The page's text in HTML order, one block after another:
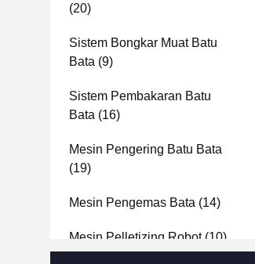
(20)
Sistem Bongkar Muat Batu
Bata (9)
Sistem Pembakaran Batu
Bata (16)
Mesin Pengering Batu Bata
(19)
Mesin Pengemas Bata (14)
Mesin Pelletizing Robot(10)